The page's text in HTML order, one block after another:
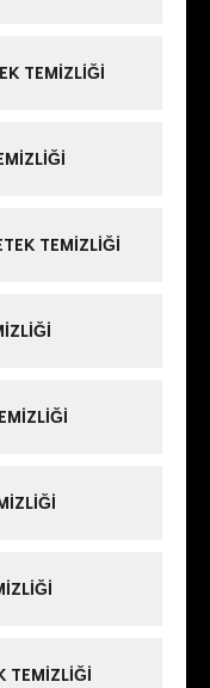
TEMIZLIĞI
TEMIZLIĞI
TEMIZLIĞI